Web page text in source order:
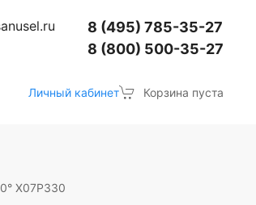
8 (495) 785-35-27
8 (800) 500-35-27
Личный кабинет Корзина пуста
X07P330